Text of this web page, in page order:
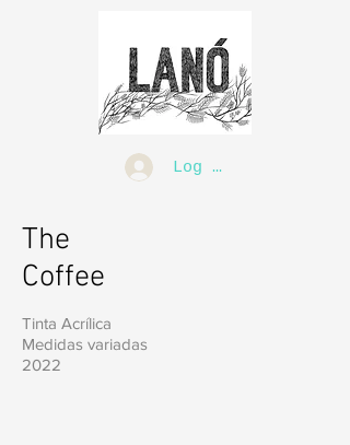
Log In
The
Coffee
Tinta Acrílica
Medidas variadas
2022